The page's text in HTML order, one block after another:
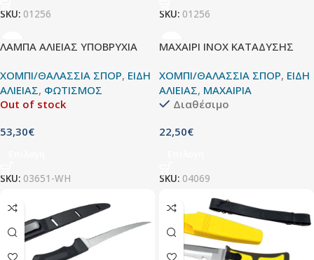
SKU: 01256
SKU: 01256
ΛΑΜΠΑ ΑΛΙΕΙΑΣ ΥΠΟΒΡΥΧΙΑ
ΧΟΜΠΙ/ΘΑΛΑΣΣΙΑ ΣΠΟΡ, ΕΙΔΗ
ΑΛΙΕΙΑΣ, ΦΩΤΙΣΜΟΣ
Out of stock
53,30€
SKU: 03651-WH
ΜΑΧΑΙΡΙ INOX ΚΑΤΑΔΥΣΗΣ
ΧΟΜΠΙ/ΘΑΛΑΣΣΙΑ ΣΠΟΡ, ΕΙΔΗ
ΑΛΙΕΙΑΣ, ΜΑΧΑΙΡΙΑ
Διαθέσιμο
22,50€
SKU: 04069